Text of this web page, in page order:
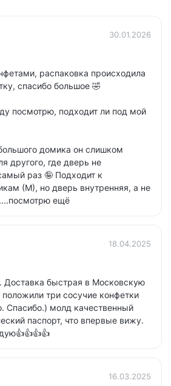
30.01.2026
распаковка происходила
спасибо большое 🤣
посмотрю, подходит ли под мой
домика он слишком
другого, где дверь не
раз 🤪 Подходит к
(М), но дверь внутренняя, а не
ещё
18.04.2025
быстрая в Московскую
три сосучие конфетки
Спасибо.) молд качественный
паспорт, что впервые вижу.
16.03.2025